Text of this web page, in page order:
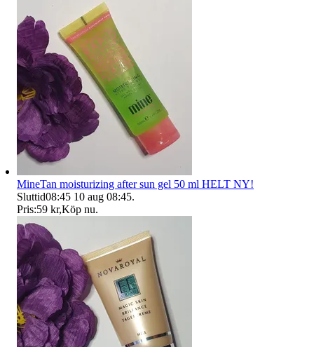
MineTan moisturizing after sun gel 50 ml HELT NY!
Sluttid08:45 10 aug 08:45.
Pris:59 kr,Köp nu.